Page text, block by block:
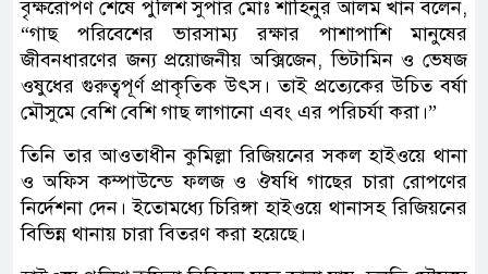
বৃক্ষরোপণ শেষে পুলিশ সুপার মোঃ শাহিনুর আলম খান বলেন,
“গাছ পরিবেশের ভারসাম্য রক্ষার পাশাপাশি মানুষের
জীবনধারণের জন্য প্রয়োজনীয় অক্সিজেন, ভিটামিন ও ভেষজ
ওষুধের গুরুত্বপূর্ণ প্রাকৃতিক উৎস। তাই প্রত্যেকের উচিত বর্ষা
মৌসুমে বেশি বেশি গাছ লাগানো এবং এর পরিচর্যা করা।”
তিনি তার আওতাধীন কুমিল্লা রিজিয়নের সকল হাইওয়ে থানা
ও অফিস কম্পাউন্ডে ফলজ ও ঔষধি গাছের চারা রোপণের
নির্দেশনা দেন। ইতোমধ্যে চিরিঙ্গা হাইওয়ে থানাসহ রিজিয়নের
বিভিন্ন থানায় চারা বিতরণ করা হয়েছে।